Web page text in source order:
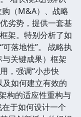
（M&A）、战略
劣势，提供一套基
架。特别分析了如
落地性”。 战略执
关键成果）框架
，强调“小步快
及如何建立有效的
构的适应性重构与
于如何设计一个